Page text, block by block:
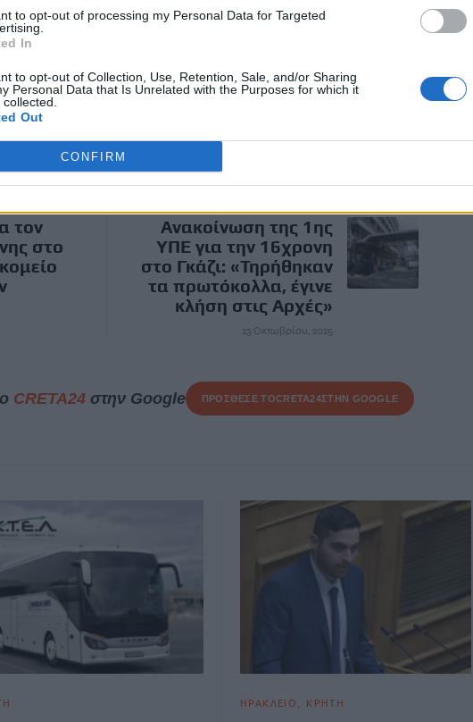
to opt-out of processing my Personal Data for Targeted
In
to opt-out of Collection, Use, Retention, Sale, and/or Sharing
Personal Data that Is Unrelated with the Purposes for which it
Out
CONFIRM
συνολικής εμπειρίας των ταξιδιωτών και των λειτουργιών
τον
στο
ΕΠΌΜΕΝΟ
Ανακοίνωση της 1ης
ΥΠΕ για την 16χρονη
στο Γκάζι: «Τηρήθηκαν
τα πρωτόκολλα, έγινε
κλήση στις Αρχές»
23 Οκτωβρίου, 2025
CRETA24στην Google ΠΡΟΣΘΕΣΕ ΤΟCRETA24ΣΤΗΝ GOOGLE
ΗΡΑΚΛΕΙΟ ΚΡΗΤΗ